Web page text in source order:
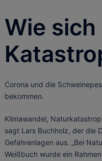
Wie
Corona und die
bekommen.
Klimawandel,
sagt Lars Buchholz, der die
Gefahrenlagen aus. „Bei
Weißbuch wurde ein